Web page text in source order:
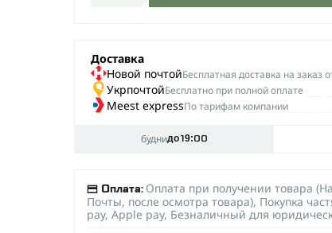
Доставка
Новой почтойБеcплатная доставка на заказ
УкрпочтойБесплатно при полной оплате
Meest expressПо тарифам компании
буднидо 19:00
Оплата: Оплата при получении товара
Почты, после осмотра товара), Покупка
pay, Apple pay, Безналичный для